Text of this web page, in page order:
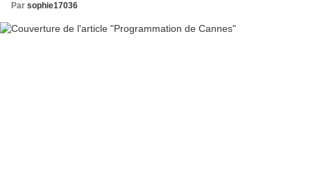
Par sophie17036